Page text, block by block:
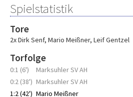
Spielstatistik
Tore
2x Dirk Senf, Mario Meißner, Leif Gentzel
Torfolge
0:1 (6')
Marksuhler SV AH
0:2 (38') Marksuhler SV AH
1:2 (42') Mario Meißner